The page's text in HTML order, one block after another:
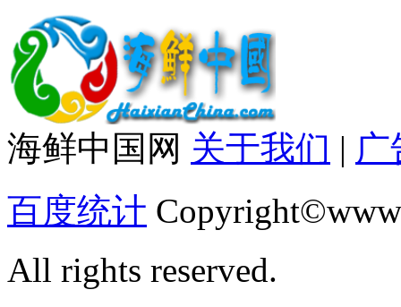
海鲜中国网 关于我们 | 广
百度统计
All rights reserved.